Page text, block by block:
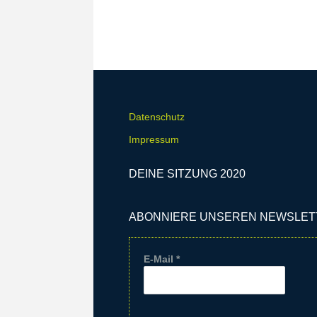
Datenschutz
Impressum
DEINE SITZUNG 2020
ABONNIERE UNSEREN
E-Mail *